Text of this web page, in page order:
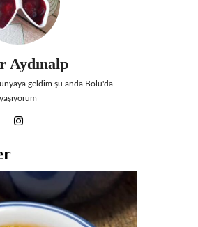
Aydınalp
geldim şu anda Bolu'da
yaşıyorum